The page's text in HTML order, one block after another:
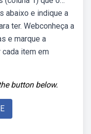
abaixo e indique a
ter. Webconheça a
e marque a
cada item em
button below.